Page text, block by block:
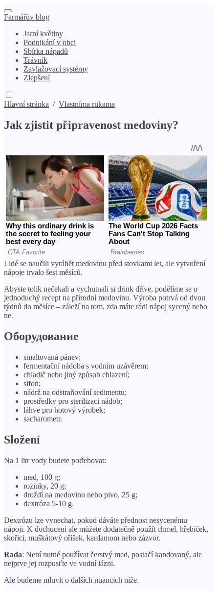
Farmářův blog
Jarní květiny
Podnikání v obci
Sbírka nápadů
Trávník
Zavlažovací systémy
Zlepšení
Hlavní stránka / Vlastníma rukama
Jak zjistit připravenost medoviny?
Lidé se naučili vyrábět medovinu před stovkami let, ale vytvoření
nápoje trvalo šest měsíců.
Abyste tolik nečekali a vychutnali si drink dříve, podělíme se o
jednoduchý recept na přírodní medovinu. Výroba potrvá od dvou
týdnů do měsíce – záleží na tom, zda máte rádi nápoj sycený nebo
ne.
Оборудование
smaltovaná pánev;
fermentační nádoba s vodním uzávěrem;
chladič nebo jiný způsob chlazení;
sifon;
nádrž na odstraňování sedimentu;
prostředky pro sterilizaci nádob;
láhve pro hotový výrobek;
sacharometr.
Složení
Na 1 litr vody budete potřebovat:
med, 100 g;
rozinky, 20 g;
droždí na medovinu nebo pivo, 25 g;
dextróza 5-10 g.
Dextrózu lze vynechat, pokud dáváte přednost nesycenému
nápoji. K dochucení ale můžete dodatečně použít chmel, hřebíček,
skořici, muškátový oříšek, kardamom nebo zázvor.
Rada: Není nutné používat čerstvý med, postačí kandovaný, ale
nejprve jej rozpusťte ve vodní lázni.
Ale budeme mluvit o dalších nuancích níže.